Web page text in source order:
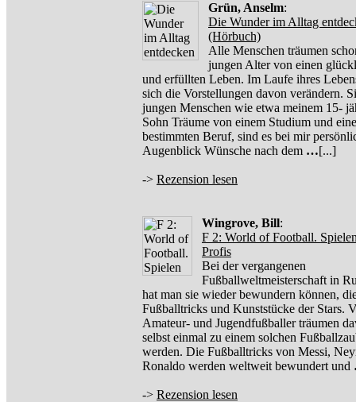
Grün, Anselm:
Die Wunder im Alltag
(Hörbuch)
Alle Menschen träumen
jungen Alter von einen
und erfüllten Leben. Im Laufe ihres
sich die Vorstellungen davon verändern.
jungen Menschen wie etwa meinem 15-
Sohn Träume von einem Studium und
bestimmten Beruf, sind es bei mir
Augenblick Wünsche nach dem …[...]
-> Rezension lesen
Wingrove, Bill:
F 2: World of Football.
Profis
Bei der vergangenen
Fußballweltmeisterschaft in
hat man sie wieder bewundern können,
Fußballtricks und Kunststücke der Stars.
Amateur- und Jugendfußballer träumen
selbst einmal zu einem solchen
werden. Die Fußballtricks von Messi,
Ronaldo werden weltweit bewundert und
-> Rezension lesen